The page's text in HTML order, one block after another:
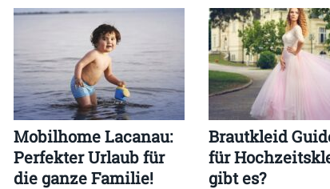
Mobilhome Lacanau:
Perfekter Urlaub für
die ganze Familie!
Brautkleid
für
gibt es?